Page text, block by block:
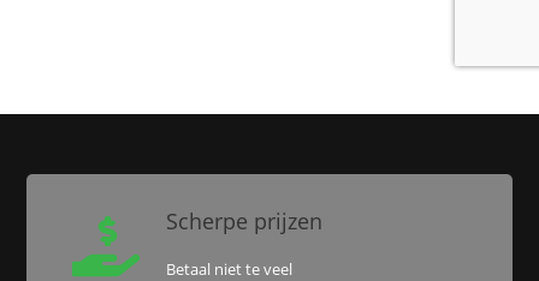
 Scherpe prijzen
Betaal niet te veel